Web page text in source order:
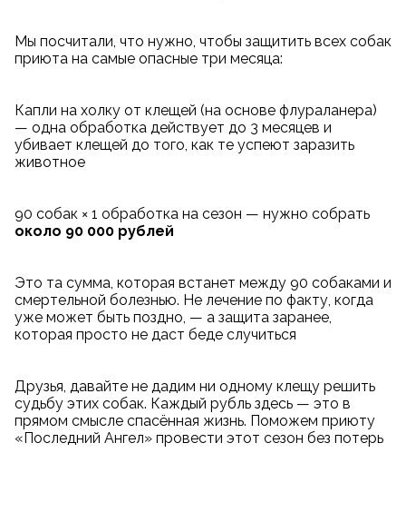
Мы посчитали, что нужно, чтобы защитить всех собак
приюта на самые опасные три месяца:
Капли на холку от клещей (на основе флураланера)
— одна обработка действует до 3 месяцев и
убивает клещей до того, как те успеют заразить
животное
90 собак × 1 обработка на сезон — нужно собрать
около 90 000 рублей
Это та сумма, которая встанет между 90 собаками и
смертельной болезнью. Не лечение по факту, когда
уже может быть поздно, — а защита заранее,
которая просто не даст беде случиться
Друзья, давайте не дадим ни одному клещу решить
судьбу этих собак. Каждый рубль здесь — это в
прямом смысле спасённая жизнь. Поможем приюту
«Последний Ангел» провести этот сезон без потерь